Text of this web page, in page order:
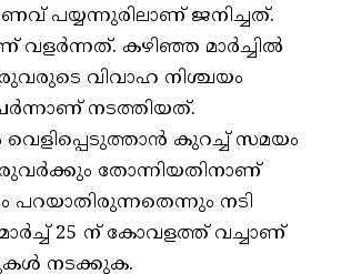
പയ്യന്നുരിലാണ് ജനിച്ചത്.
കഴിഞ്ഞ മാര്‍ച്ചില്‍
വിവാഹ നിശ്ചയം
നടത്തിയത്.
വെളിപ്പെടുത്താന്‍ കുറച്ച് സമയം
തോന്നിയതിനാണ്
നടി
മാര്‍ച്ച് 25 ന് കോവളത്ത് വച്ചാണ്
നടക്കുക.